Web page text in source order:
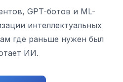
GPT-ботов и ML-
интеллектуальных
где раньше нужен был
ИИ.